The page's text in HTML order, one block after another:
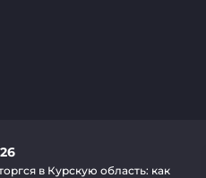
в Курскую область: как